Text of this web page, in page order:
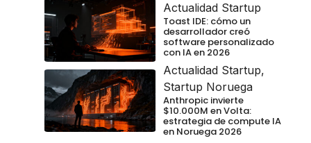
Actualidad Startup
Toast IDE: cómo un
desarrollador creó
software personalizado
con IA en 2026
Actualidad Startup,
Startup Noruega
Anthropic invierte
$10.000M en Volta:
estrategia de compute IA
en Noruega 2026